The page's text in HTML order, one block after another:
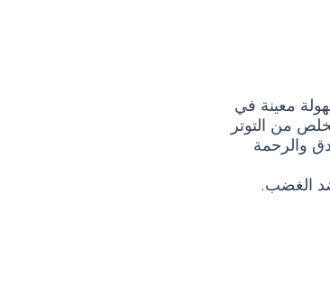
معينة في
من التوتر
والرحمة
الغضب.